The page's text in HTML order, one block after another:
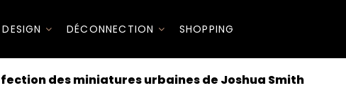
DÉCONNECTION SHOPPING
des miniatures urbaines de Joshua Smith